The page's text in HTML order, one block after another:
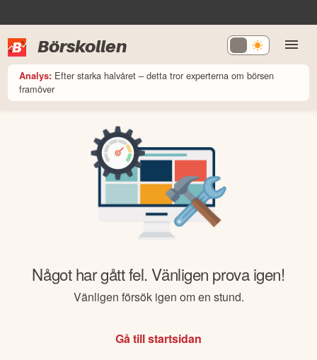
Börskollen
Analys: Efter starka halvåret – detta tror experterna om börsen
framöver
Något har gått fel. Vänligen prova igen!
Vänligen försök igen om en stund.
Gå till startsidan